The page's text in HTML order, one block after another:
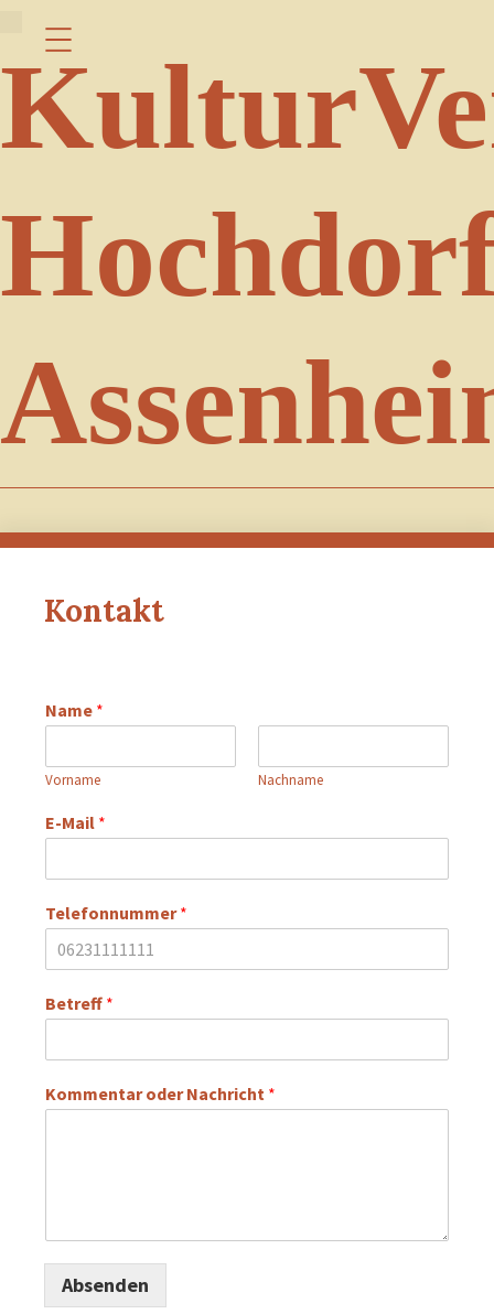
Kontakt
Name *
Vorname Nachname
E-Mail *
Telefonnummer*
Betreff *
Kommentar oder Nachricht *
Absenden